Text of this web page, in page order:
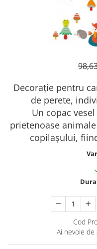
Decorație pentru
de perete,
Un copac
prietenoase
copilașului,
Cod
Ai nevoie de